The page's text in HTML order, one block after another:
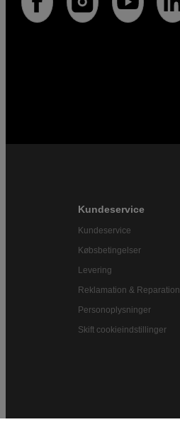
Kundeservice
Kundeservice
Købsbetingelser
Levering
Reklamation & Reparation
Personoplysninger
Skift cookieindstillinger